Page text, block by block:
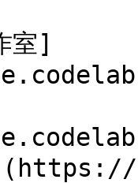
室]